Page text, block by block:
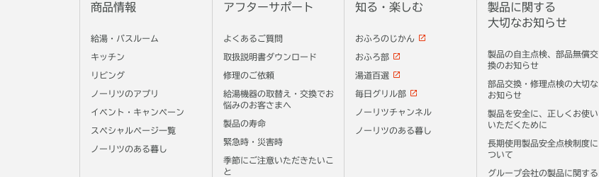
商品情報
給湯・バスルーム
キッチン
リビング
ノーリツのアプリ
イベント・キャンペーン
スペシャルページ一覧
ノーリツのある暮し
アフターサポート
よくあるご質問
取扱説明書ダウンロード
修理のご依頼
給湯機器の取替え・交換でお
悩みのお客さまへ
製品の寿命
緊急時・災害時
季節にご注意いただきたいこ
と
知る・楽しむ
おふろのじかん
おふろ部
湯道百選
毎日グリル部
ノーリツチャンネル
ノーリツのある暮し
製品に関する
大切なお知らせ
製品の自主点検、部品無償交
換のお知らせ
部品交換・修理点検の大切な
お知らせ
製品を安全に、正しくお使い
いただくために
長期使用製品安全点検制度に
ついて
グループ会社の製品に関する